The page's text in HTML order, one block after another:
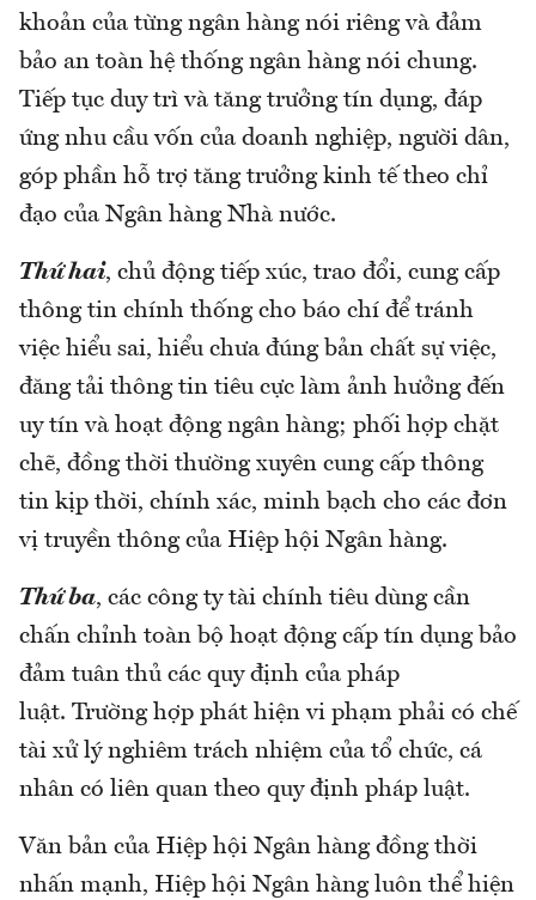
khoản của từng ngân hàng nói riêng và đảm
bảo an toàn hệ thống ngân hàng nói chung.
Tiếp tục duy trì và tăng trưởng tín dụng, đáp
ứng nhu cầu vốn của doanh nghiệp, người dân,
góp phần hỗ trợ tăng trưởng kinh tế theo chỉ
đạo của Ngân hàng Nhà nước.
Thứ hai, chủ động tiếp xúc, trao đổi, cung cấp
thông tin chính thống cho báo chí để tránh
việc hiểu sai, hiểu chưa đúng bản chất sự việc,
đăng tải thông tin tiêu cực làm ảnh hưởng đến
uy tín và hoạt động ngân hàng; phối hợp chặt
chẽ, đồng thời thường xuyên cung cấp thông
tin kịp thời, chính xác, minh bạch cho các đơn
vị truyền thông của Hiệp hội Ngân hàng.
Thứ ba, các công ty tài chính tiêu dùng cần
chấn chỉnh toàn bộ hoạt động cấp tín dụng bảo
đảm tuân thủ các quy định của pháp
luật. Trường hợp phát hiện vi phạm phải có chế
tài xử lý nghiêm trách nhiệm của tổ chức, cá
nhân có liên quan theo quy định pháp luật.
Văn bản của Hiệp hội Ngân hàng đồng thời
nhấn mạnh, Hiệp hội Ngân hàng luôn thể hiện